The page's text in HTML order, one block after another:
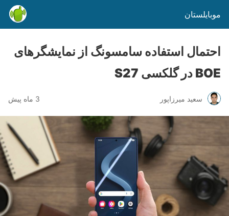
موبایلستان
احتمال استفاده سامسونگ از نمایشگرهای
BOE در گلکسی S27
سعید میرزاپور 3 ماه پیش